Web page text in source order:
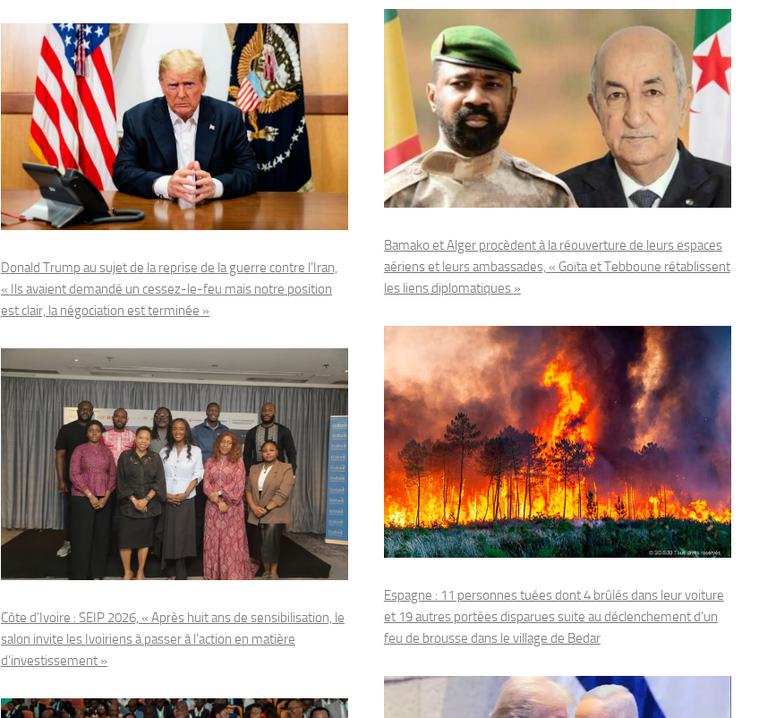
Donald Trump au sujet de la reprise de la guerre contre l’Iran,
« Ils avaient demandé un cessez-le-feu mais notre position
est clair, la négociation est terminée »
Côte d’Ivoire : SEIP 2026, « Après huit ans de sensibilisation, le
salon invite les Ivoiriens à passer à l’action en matière
d’investissement »
Bamako et Alger procèdent à la réouverture de leurs espaces
aériens et leurs ambassades, « Goïta et Tebboune rétablissent
les liens diplomatiques »
Espagne : 11 personnes tuées dont 4 brûlés dans leur voiture
et 19 autres portées disparues suite au déclenchement d’un
feu de brousse dans le village de Bedar